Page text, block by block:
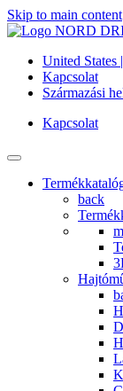
Skip to main content
United States
Kapcsolat
Származási
Kapcsolat
back